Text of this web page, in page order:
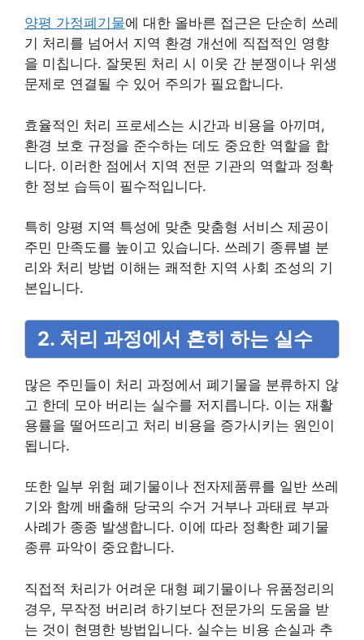
양평 가정폐기물에 대한 올바른 접근은 단순히 쓰레
기 처리를 넘어서 지역 환경 개선에 직접적인 영향
을 미칩니다. 잘못된 처리 시 이웃 간 분쟁이나 위생
문제로 연결될 수 있어 주의가 필요합니다.
효율적인 처리 프로세스는 시간과 비용을 아끼며,
환경 보호 규정을 준수하는 데도 중요한 역할을 합
니다. 이러한 점에서 지역 전문 기관의 역할과 정확
한 정보 습득이 필수적입니다.
특히 양평 지역 특성에 맞춘 맞춤형 서비스 제공이
주민 만족도를 높이고 있습니다. 쓰레기 종류별 분
리와 처리 방법 이해는 쾌적한 지역 사회 조성의 기
본입니다.
2. 처리 과정에서 흔히 하는 실수
많은 주민들이 처리 과정에서 폐기물을 분류하지 않
고 한데 모아 버리는 실수를 저지릅니다. 이는 재활
용률을 떨어뜨리고 처리 비용을 증가시키는 원인이
됩니다.
또한 일부 위험 폐기물이나 전자제품류를 일반 쓰레
기와 함께 배출해 당국의 수거 거부나 과태료 부과
사례가 종종 발생합니다. 이에 따라 정확한 폐기물
종류 파악이 중요합니다.
직접적 처리가 어려운 대형 폐기물이나 유품정리의
경우, 무작정 버리려 하기보다 전문가의 도움을 받
는 것이 현명한 방법입니다. 실수는 비용 손실과 추